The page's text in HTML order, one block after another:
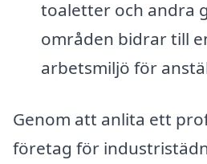
toaletter och andra
områden bidrar till
arbetsmiljö för
Genom att anlita ett
företag för